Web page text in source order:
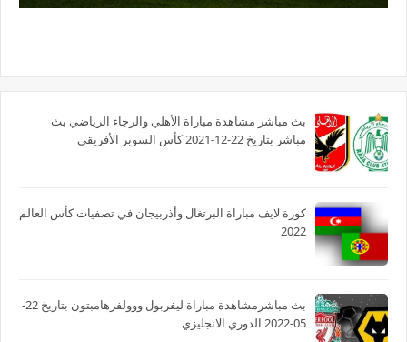
بث مباشر مشاهدة مباراة الأهلي والرجاء الرياضي بث
مباشر بتاريخ 22-12-2021 كأس السوبر الأفريقى
كورة لايف مباراة البرتغال وأذربيجان في تصفيات كأس العالم
2022
بث مباشرمشاهدة مباراة ليفربول ووولفرهامبتون بتاريخ 22-
05-2022 الدوري الانجليزي